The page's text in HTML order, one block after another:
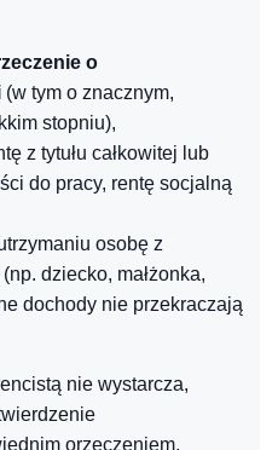
o
(w tym o znacznym,
stopniu),
z tytułu całkowitej lub
do pracy, rentę socjalną
osobę z
dziecko, małżonka,
dochody nie przekraczają
nie wystarcza,
orzeczeniem.